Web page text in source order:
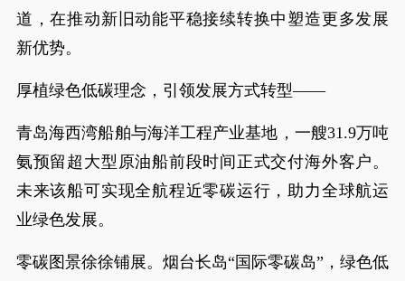
道，在推动新旧动能平稳接续转换中塑造更多发展
新优势。
厚植绿色低碳理念，引领发展方式转型——
青岛海西湾船舶与海洋工程产业基地，一艘31.9万吨
氨预留超大型原油船前段时间正式交付海外客户。
未来该船可实现全航程近零碳运行，助力全球航运
业绿色发展。
零碳图景徐徐铺展。烟台长岛“国际零碳岛”，绿色低